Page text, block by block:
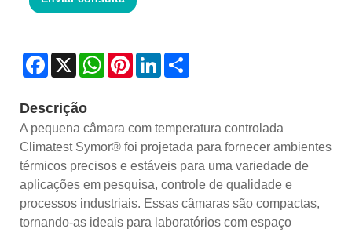
Facebook
X WhatsAppPinterestLinkedIn
Descrição
A pequena câmara com temperatura controlada
Climatest Symor® foi projetada para fornecer ambientes
térmicos precisos e estáveis ​​para uma variedade de
aplicações em pesquisa, controle de qualidade e
processos industriais. Essas câmaras são compactas,
tornando-as ideais para laboratórios com espaço